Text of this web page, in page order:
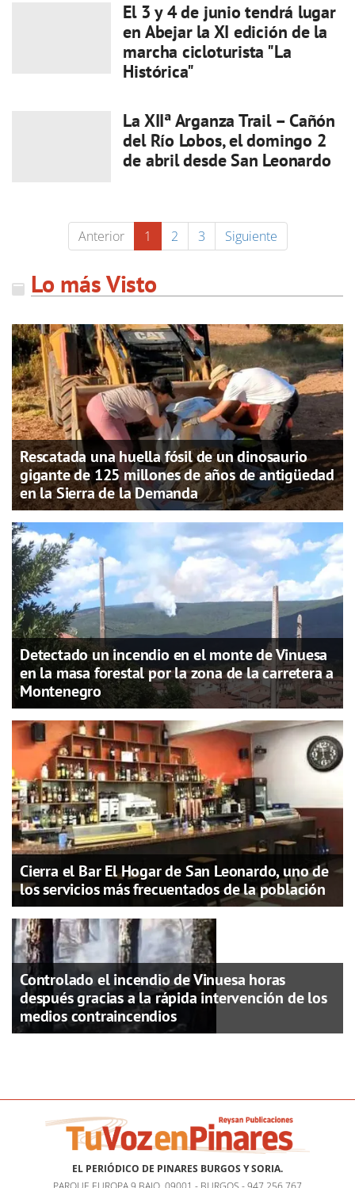
El 3 y 4 de junio tendrá lugar
en Abejar la XI edición de la
marcha cicloturista "La
Histórica"
La XIIª Arganza Trail – Cañón
del Río Lobos, el domingo 2
de abril desde San Leonardo
Anterior 1 2 3 Siguiente
Lo más Visto
Rescatada una huella fósil de un dinosaurio
gigante de 125 millones de años de antigüedad
en la Sierra de la Demanda
Detectado un incendio en el monte de Vinuesa
en la masa forestal por la zona de la carretera a
Montenegro
Cierra el Bar El Hogar de San Leonardo, uno de
los servicios más frecuentados de la población
Controlado el incendio de Vinuesa horas
después gracias a la rápida intervención de los
medios contraincendios
EL PERIÓDICO DE PINARES BURGOS Y SORIA.